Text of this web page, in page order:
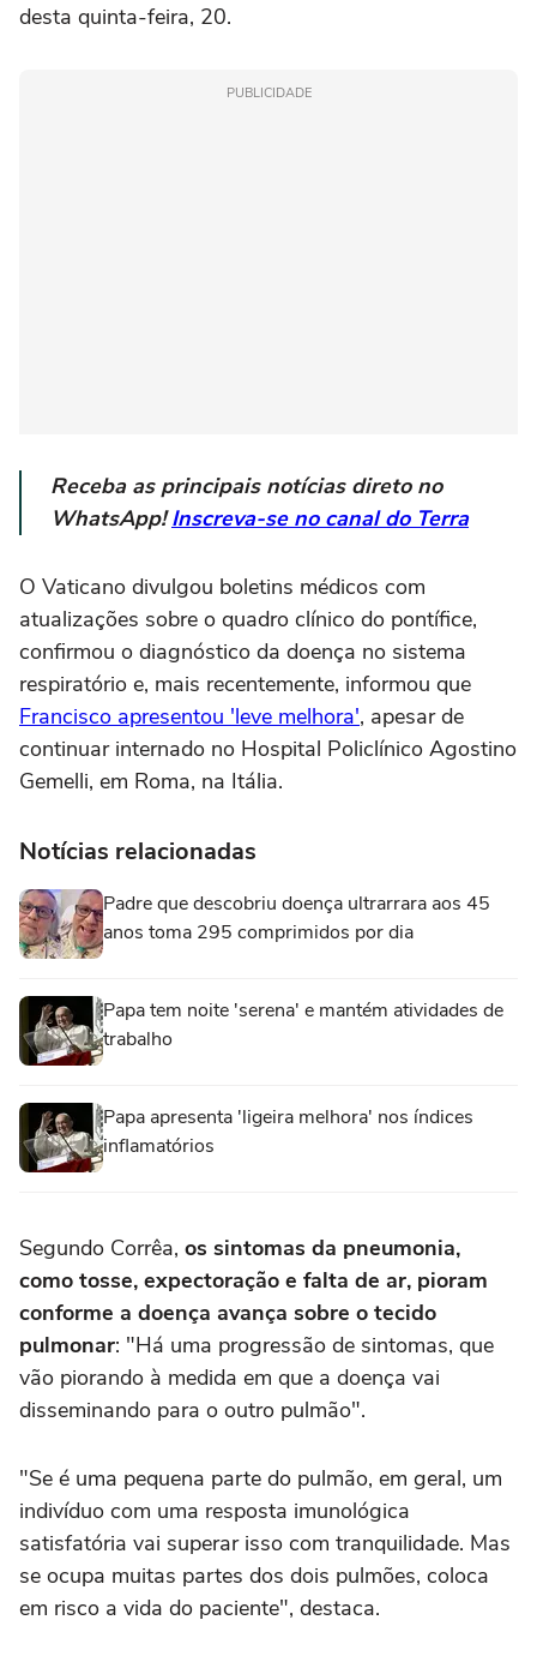
desta quinta-feira, 20.
PUBLICIDADE
Receba as principais notícias direto no
WhatsApp!Inscreva-se no canal do Terra
O Vaticano divulgou boletins médicos com
atualizações sobre o quadro clínico do pontífice,
confirmou o diagnóstico da doença no sistema
respiratório e, mais recentemente, informou que
Francisco apresentou 'leve melhora', apesar de
continuar internado no Hospital Policlínico Agostino
Gemelli, em Roma, na Itália.
Notícias relacionadas
Padre que descobriu doença ultrarrara aos 45
anos toma 295 comprimidos por dia
Papa tem noite 'serena' e mantém atividades de
trabalho
Papa apresenta 'ligeira melhora' nos índices
inflamatórios
Segundo Corrêa, os sintomas da pneumonia,
como tosse, expectoração e falta de ar, pioram
conforme a doença avança sobre o tecido
pulmonar: "Há uma progressão de sintomas, que
vão piorando à medida em que a doença vai
disseminando para o outro pulmão".
"Se é uma pequena parte do pulmão, em geral, um
indivíduo com uma resposta imunológica
satisfatória vai superar isso com tranquilidade. Mas
se ocupa muitas partes dos dois pulmões, coloca
em risco a vida do paciente", destaca.